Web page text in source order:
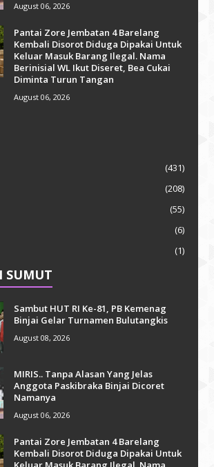
August 06, 2026
Pantai Zore Jembatan 4 Barelang
Kembali Disorot Diduga Dipakai Untuk
Keluar Masuk Barang Ilegal. Nama
Berinisial WL Ikut Diseret, Bea Cukai
Diminta Turun Tangan
August 06, 2026
(431)
(208)
(55)
(6)
(1)
SUMUT
Sambut HUT RI Ke-81, PB Kemenag
Binjai Gelar Turnamen Bulutangkis
August 08, 2026
MIRIS.. Tanpa Alasan Yang Jelas
Anggota Paskibraka Binjai Dicoret
Namanya
August 06, 2026
Pantai Zore Jembatan 4 Barelang
Kembali Disorot Diduga Dipakai Untuk